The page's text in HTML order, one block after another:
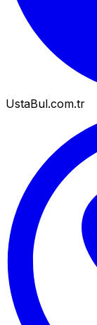
UstaBul.com.tr